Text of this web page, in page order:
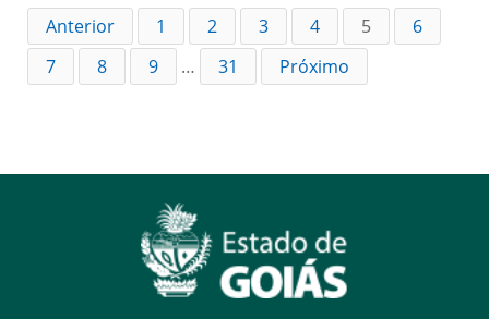
Anterior 1 2 3 4 5
6
7
8 9 … 31 Próximo